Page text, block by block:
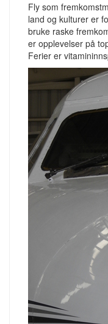
Fly som
land og kulturer er
bruke raske
er opplevelser på
Ferier er